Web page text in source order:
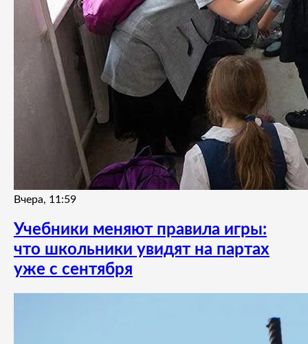
Вчера, 11:59
Учебники меняют правила игры:
что школьники увидят на партах
уже с сентября